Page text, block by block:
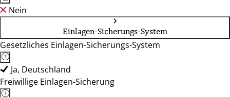
Nein
Einlagen-Sicherungs-System
Gesetzliches Einlagen-Sicherungs-System
Ja, Deutschland
Freiwillige Einlagen-Sicherung